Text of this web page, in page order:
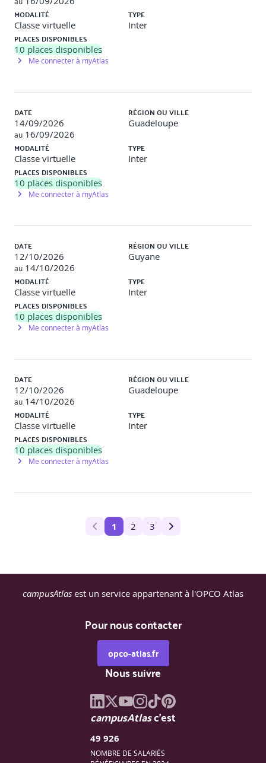
MODALITÉ
Classe virtuelle
TYPE
Inter
PLACES DISPONIBLES
10 places disponibles
Me connecter à myAtlas
DATE
14/09/2026
au 16/09/2026
RÉGION OU VILLE
Guadeloupe
MODALITÉ
Classe virtuelle
TYPE
Inter
PLACES DISPONIBLES
10 places disponibles
Me connecter à myAtlas
DATE
12/10/2026
au 14/10/2026
RÉGION OU VILLE
Guyane
MODALITÉ
Classe virtuelle
TYPE
Inter
PLACES DISPONIBLES
10 places disponibles
Me connecter à myAtlas
DATE
12/10/2026
au 14/10/2026
RÉGION OU VILLE
Guadeloupe
MODALITÉ
Classe virtuelle
TYPE
Inter
PLACES DISPONIBLES
10 places disponibles
Me connecter à myAtlas
1 2 3
campusAtlas est un service appartenant à l'OPCO Atlas
Pour nous contacter
opco-atlas.fr
Nous suivre
campusAtlasc'est
49 926
NOMBRE DE SALARIÉS